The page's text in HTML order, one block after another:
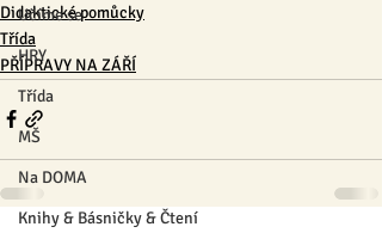
Učíme se
HRY
Třída
MŠ
Na DOMA
Knihy & Básničky & Čtení
Didaktické pomůcky
Třída
PŘÍPRAVY NA ZÁŘÍ